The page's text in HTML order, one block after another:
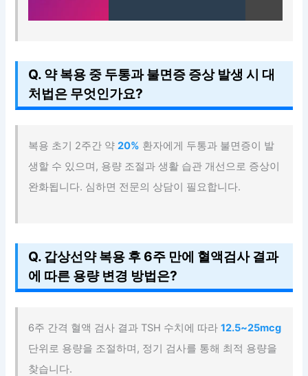
Q. 약 복용 중 두통과 불면증 증상 발생 시 대
처법은 무엇인가요?
복용 초기 2주간 약20% 환자에게 두통과 불면증이 발
생할 수 있으며, 용량 조절과 생활 습관 개선으로 증상이
완화됩니다. 심하면 전문의 상담이 필요합니다.
Q. 갑상선약 복용 후 6주 만에 혈액검사 결과
에 따른 용량 변경 방법은?
6주 간격 혈액 검사 결과 TSH 수치에 따라12.5~25mcg
단위로 용량을 조절하며, 정기 검사를 통해 최적 용량을
찾습니다.